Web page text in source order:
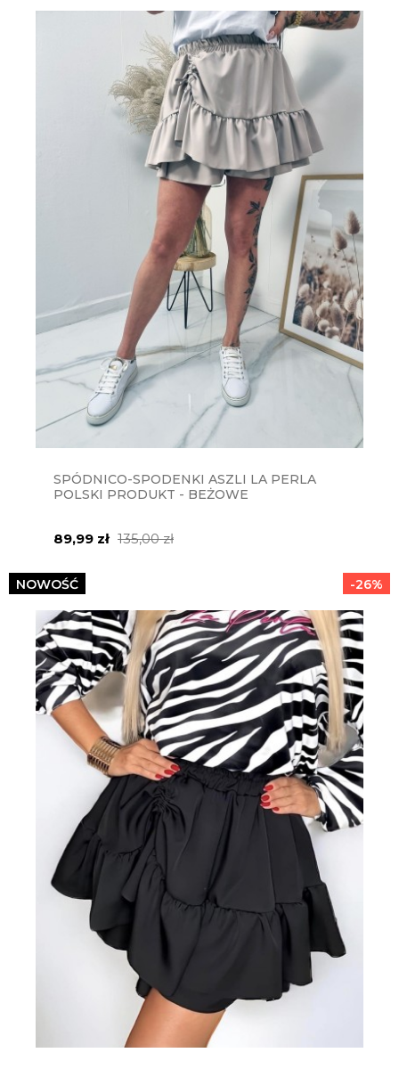
SPÓDNICO-SPODENKI ASZLI LA PERLA
POLSKI PRODUKT - BEŻOWE
89,99 zł 135,00 zł
-26%
NOWOŚĆ